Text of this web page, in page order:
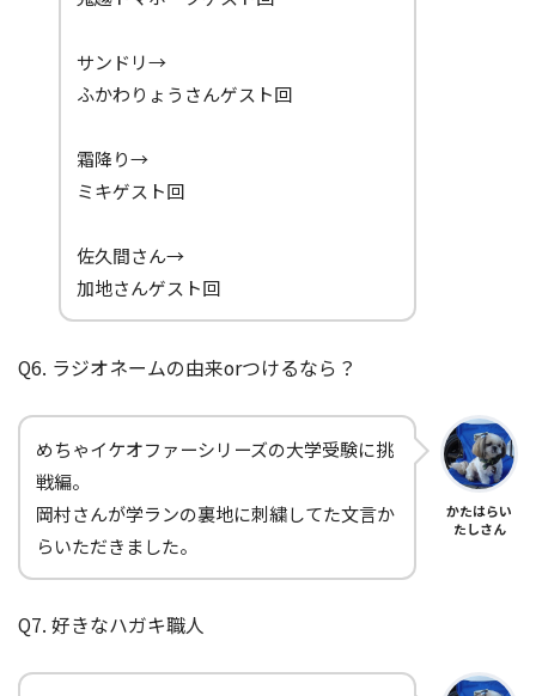
サンドリ→
ふかわりょうさんゲスト回
霜降り→
ミキゲスト回
佐久間さん→
加地さんゲスト回
Q6. ラジオネームの由来orつけるなら？
めちゃイケオファーシリーズの大学受験に挑
戦編。
岡村さんが学ランの裏地に刺繍してた文言か
らいただきました。
かたはらい
たしさん
Q7. 好きなハガキ職人